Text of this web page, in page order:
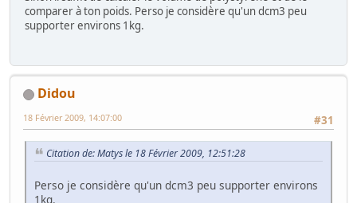
comparer à ton poids. Perso je considère qu'un dcm3 peu
supporter environs 1kg.
Didou
#31
18 Février 2009, 14:07:00
Citation de: Matys le 18 Février 2009, 12:51:28
Perso je considère qu'un dcm3 peu supporter environs
1kg.